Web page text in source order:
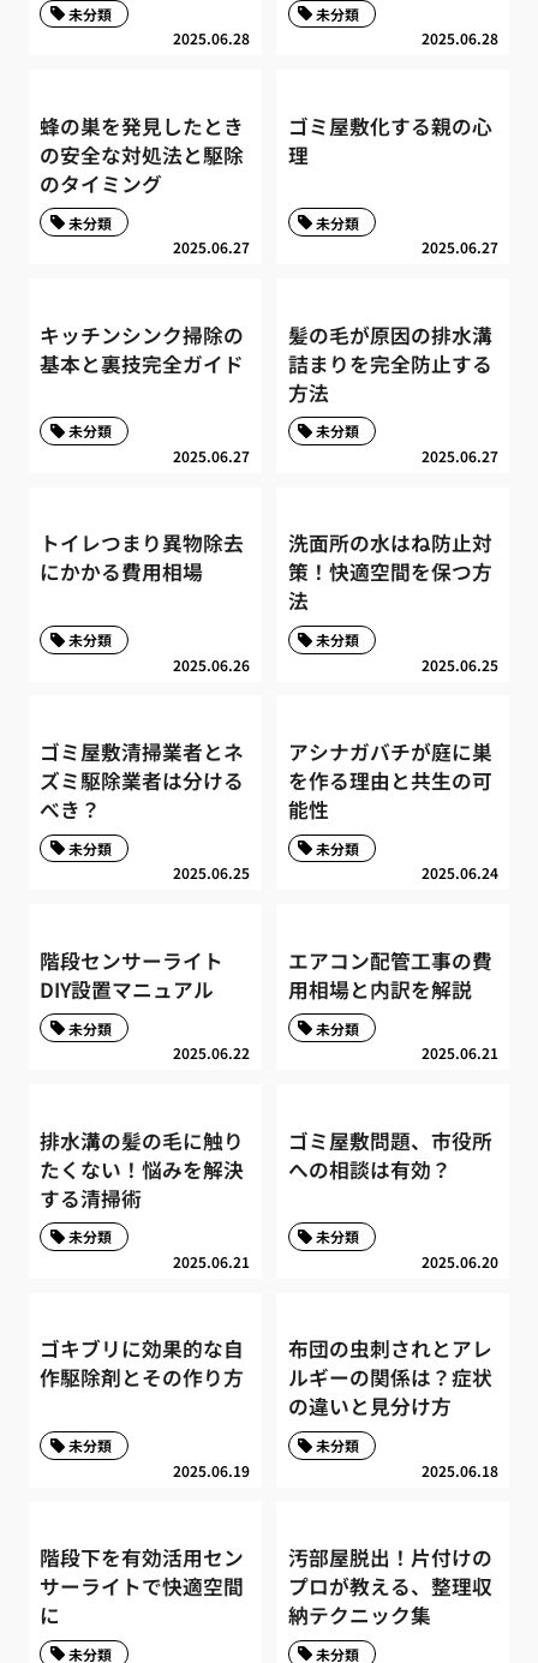
2025.06.28
未分類
2025.06.28
未分類
蜂の巣を発見したとき
の安全な対処法と駆除
のタイミング
2025.06.27
未分類
ゴミ屋敷化する親の心
理
2025.06.27
未分類
キッチンシンク掃除の
基本と裏技完全ガイド
2025.06.27
未分類
髪の毛が原因の排水溝
詰まりを完全防止する
方法
2025.06.27
未分類
トイレつまり異物除去
にかかる費用相場
2025.06.26
未分類
洗面所の水はね防止対
策！快適空間を保つ方
法
2025.06.25
未分類
ゴミ屋敷清掃業者とネ
ズミ駆除業者は分ける
べき？
2025.06.25
未分類
アシナガバチが庭に巣
を作る理由と共生の可
能性
2025.06.24
未分類
階段センサーライト
DIY設置マニュアル
2025.06.22
未分類
エアコン配管工事の費
用相場と内訳を解説
2025.06.21
未分類
排水溝の髪の毛に触り
たくない！悩みを解決
する清掃術
2025.06.21
未分類
ゴミ屋敷問題、市役所
への相談は有効？
2025.06.20
未分類
ゴキブリに効果的な自
作駆除剤とその作り方
2025.06.19
未分類
布団の虫刺されとアレ
ルギーの関係は？症状
の違いと見分け方
2025.06.18
未分類
階段下を有効活用セン
サーライトで快適空間
に
未分類
汚部屋脱出！片付けの
プロが教える、整理収
納テクニック集
未分類